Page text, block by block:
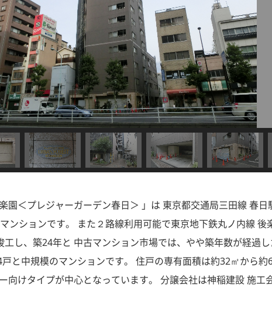
園＜プレジャーガーデン春日＞ 」は 東京都交通局三田線 春日
ンションです。 また２路線利用可能で東京地下鉄丸ノ内線 後
し、築24年と 中古マンション市場では、やや築年数が経過
と中規模のマンションです。 住戸の専有面積は約32㎡から約
向けタイプが中心となっています。 分譲会社は神稲建設 施工